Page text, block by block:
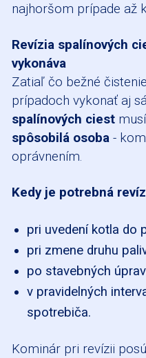
najhoršom prípade až
Revízia spalínových
vykonáva
Zatiaľ čo bežné
prípadoch vykonať aj
spalínových ciest
spôsobilá osoba -
oprávnením.
Kedy je potrebná
pri uvedení kotla do
pri zmene druhu
po stavebných
v pravidelných
spotrebiča.
Kominár pri revízii